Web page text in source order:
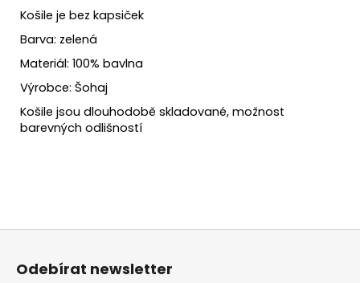
Košile je bez kapsiček
Barva: zelená
Materiál: 100% bavlna
Výrobce: Šohaj
Košile jsou dlouhodobě skladované, možnost
barevných odlišností
Z
Odebírat newsletter